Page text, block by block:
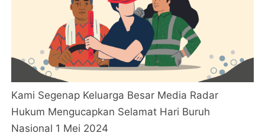
Kami Segenap Keluarga Besar Media Radar
Hukum Mengucapkan Selamat Hari Buruh
Nasional 1 Mei 2024